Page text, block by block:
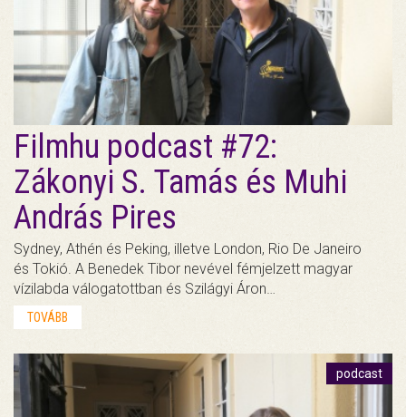
Filmhu podcast #72:
Zákonyi S. Tamás és Muhi
András Pires
Sydney, Athén és Peking, illetve London, Rio De Janeiro
és Tokió. A Benedek Tibor nevével fémjelzett magyar
vízilabda válogatottban és Szilágyi Áron…
TOVÁBB
podcast